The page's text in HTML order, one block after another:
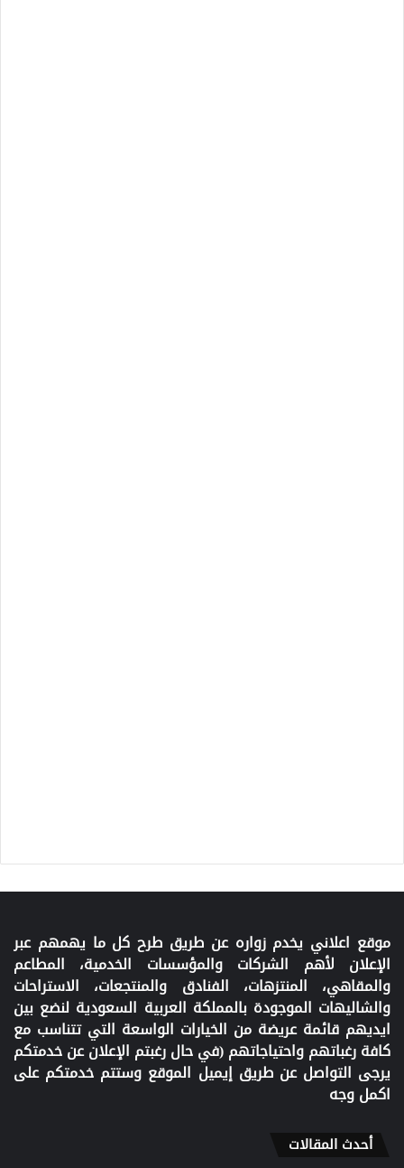
موقع اعلاني يخدم زواره عن طريق طرح كل ما يهمهم عبر
الإعلان لأهم الشركات والمؤسسات الخدمية، المطاعم
والمقاهي، المنتزهات، الفنادق والمنتجعات، الاستراحات
والشاليهات الموجودة بالمملكة العربية السعودية لنضع بين
ايديهم قائمة عريضة من الخيارات الواسعة التي تتناسب مع
كافة رغباتهم واحتياجاتهم (في حال رغبتم الإعلان عن خدمتكم
يرجى التواصل عن طريق إيميل الموقع وستتم خدمتكم على
اكمل وجه
أحدث المقالات